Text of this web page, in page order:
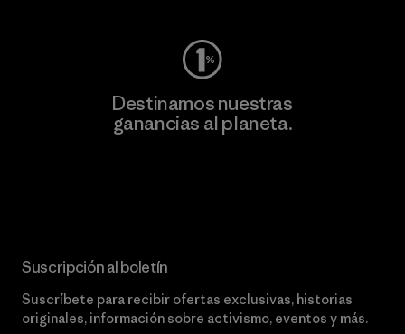
Destinamos nuestras
ganancias al planeta.
Suscripción al boletín
Suscríbete para recibir ofertas exclusivas, historias
originales, información sobre activismo, eventos y más.